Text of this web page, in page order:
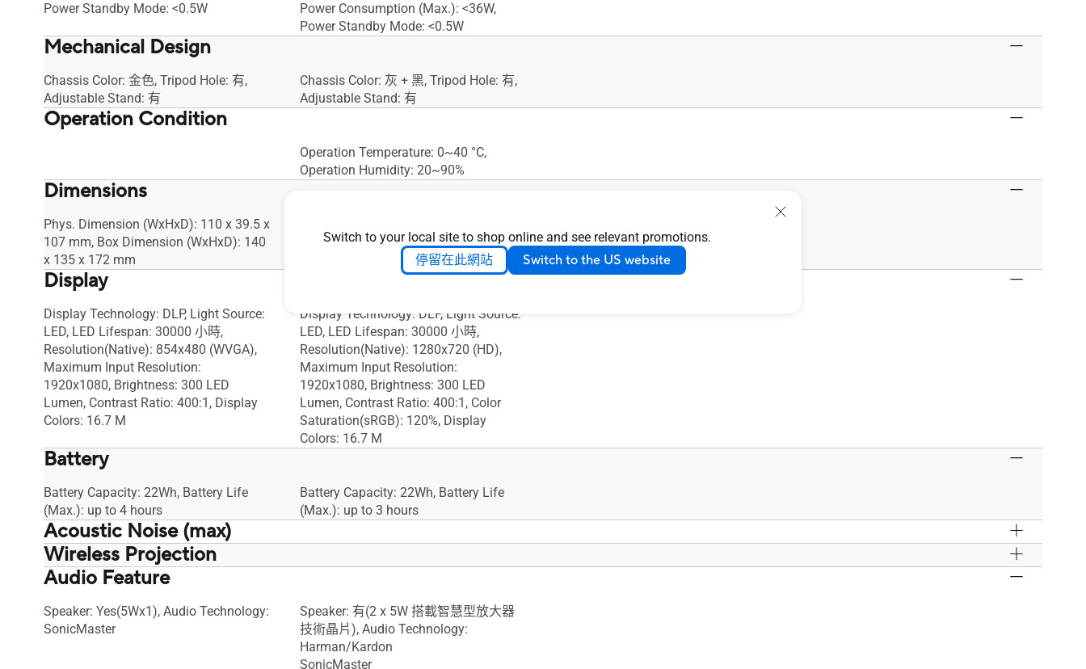
Switch to your local site to shop online and see relevant promotions.
停留在此網站 Switch to the US website
Power Standby Mode: <0.5W
Power Consumption (Max.): <36W,
Power Standby Mode: <0.5W
Mechanical Design
Chassis Color: 金色, Tripod Hole: 有,
Adjustable Stand: 有
Chassis Color: 灰 + 黑, Tripod Hole: 有,
Adjustable Stand: 有
Operation Condition
Operation Temperature: 0~40 °C,
Operation Humidity: 20~90%
Dimensions
Phys. Dimension (WxHxD): 110 x 39.5 x
107 mm, Box Dimension (WxHxD): 140
x 135 x 172 mm
90 mm, Box Dimension (WxHxD): 296 x
Display
Display Technology: DLP, Light Source:
LED, LED Lifespan: 30000 小時,
Resolution(Native): 854x480 (WVGA),
Maximum Input Resolution:
1920x1080, Brightness: 300 LED
Lumen, Contrast Ratio: 400:1, Display
Colors: 16.7 M
Display Technology: DLP, Light Source:
LED, LED Lifespan: 30000 小時,
Resolution(Native): 1280x720 (HD),
Maximum Input Resolution:
1920x1080, Brightness: 300 LED
Lumen, Contrast Ratio: 400:1, Color
Saturation(sRGB): 120%, Display
Colors: 16.7 M
Battery
Battery Capacity: 22Wh, Battery Life
(Max.): up to 4 hours
Battery Capacity: 22Wh, Battery Life
(Max.): up to 3 hours
Acoustic Noise (max)
Acoustic Noise (Standard): 30dBA,
Acoustic Noise (ECO/Low): 28dBA
Acoustic Noise (ECO/Low): 28dBA
Wireless Projection
Wireless Projection: 有
Audio Feature
Speaker: Yes(5Wx1), Audio Technology:
SonicMaster
Speaker: 有(2 x 5W 搭載智慧型放大器
技術晶片), Audio Technology:
Harman/Kardon
SonicMaster